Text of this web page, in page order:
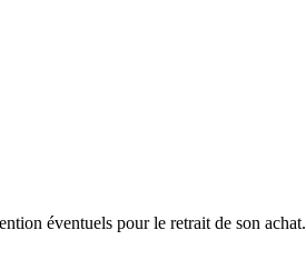
éventuels pour le retrait de son achat.